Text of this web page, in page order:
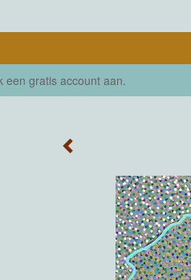
een gratis account aan.